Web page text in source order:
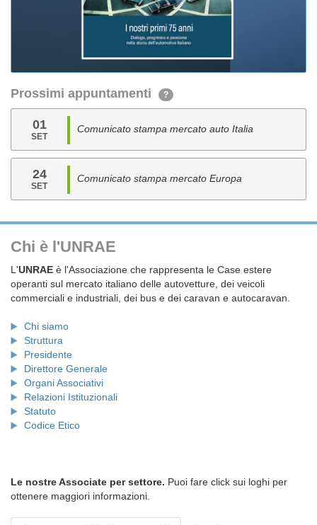
Prossimi appuntamenti ?
01
SET
Comunicato stampa mercato auto Italia
24
SET
Comunicato stampa mercato Europa
Chi è l'UNRAE
L'UNRAE è l'Associazione che rappresenta le Case estere
operanti sul mercato italiano delle autovetture, dei veicoli
commerciali e industriali, dei bus e dei caravan e autocaravan.
Chi siamo
Struttura
Presidente
Direttore Generale
Organi Associativi
Relazioni Istituzionali
Statuto
Codice Etico
Le nostre Associate per settore. Puoi fare click sui loghi per
ottenere maggiori informazioni.